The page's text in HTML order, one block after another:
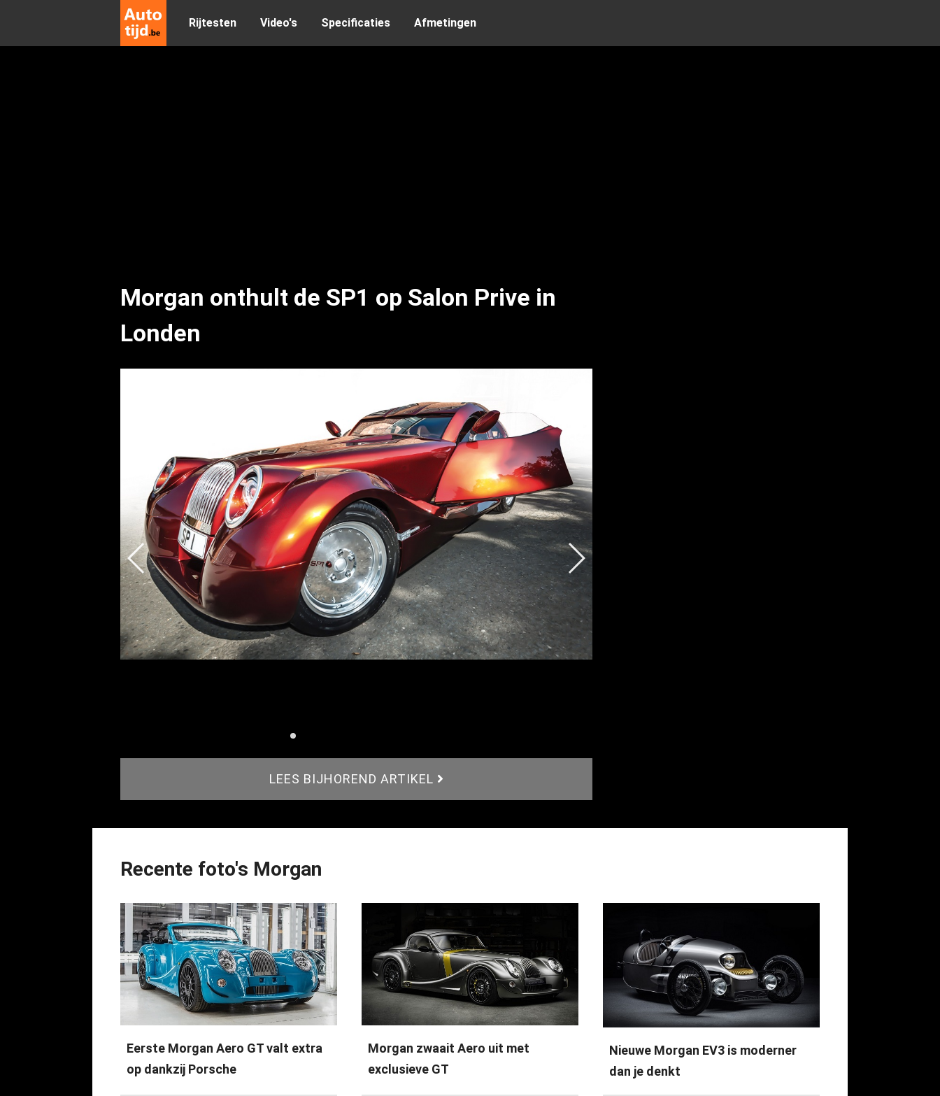
Rijtesten Video's Specificaties Afmetingen
Morgan onthult de SP1 op Salon Prive in
Londen
LEES BIJHOREND ARTIKEL
Recente foto's Morgan
Eerste Morgan Aero GT valt extra
op dankzij Porsche
Morgan zwaait Aero uit met
exclusieve GT
Nieuwe Morgan EV3 is moderner
dan je denkt